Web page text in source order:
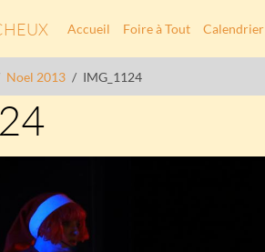
Accueil Foire à Tout Calendrier
Noel 2013 IMG_1124